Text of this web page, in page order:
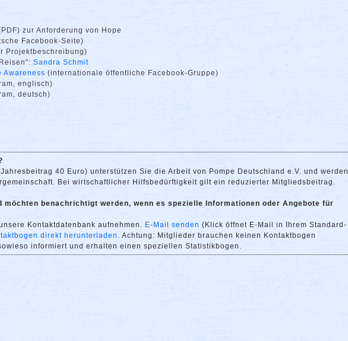
zur Anforderung von Hope
Facebook-Seite)
Projektbeschreibung)
Sandra Schmit
Awareness (internationale öffentliche Facebook-Gruppe)
englisch)
deutsch)
40 Euro) unterstützen Sie die Arbeit von Pompe Deutschland e.V. und werden
Bei wirtschaftlicher Hilfsbedürftigkeit gilt ein reduzierter Mitgliedsbeitrag.
möchten benachrichtigt werden, wenn es spezielle Informationen oder Angebote für
Kontaktdatenbank aufnehmen. E-Mail senden (Klick öffnet E-Mail in Ihrem Standard-
direkt herunterladen . Achtung: Mitglieder brauchen keinen Kontaktbogen
informiert und erhalten einen speziellen Statistikbogen.